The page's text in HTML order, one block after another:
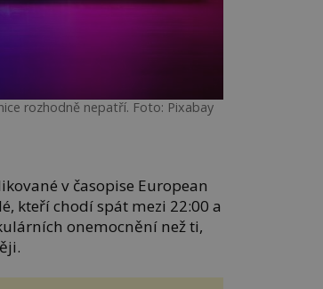
rozhodně nepatří. Foto: Pixabay
v časopise European
kteří chodí spát mezi 22:00 a
onemocnění než ti,